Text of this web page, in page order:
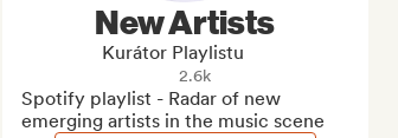
New Artists
Kurátor Playlistu
2.6k
Spotify playlist - Radar of new
emerging artists in the music scene